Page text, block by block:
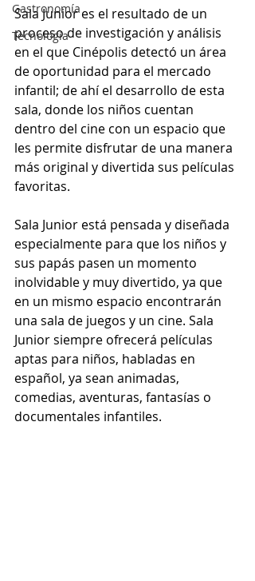
Gastronomía
Tecnología
Sala Junior es el resultado de un
proceso de investigación y análisis
en el que Cinépolis detectó un área
de oportunidad para el mercado
infantil; de ahí el desarrollo de esta
sala, donde los niños cuentan
dentro del cine con un espacio que
les permite disfrutar de una manera
más original y divertida sus películas
favoritas.
Sala Junior está pensada y diseñada
especialmente para que los niños y
sus papás pasen un momento
inolvidable y muy divertido, ya que
en un mismo espacio encontrarán
una sala de juegos y un cine. Sala
Junior siempre ofrecerá películas
aptas para niños, habladas en
español, ya sean animadas,
comedias, aventuras, fantasías o
documentales infantiles.